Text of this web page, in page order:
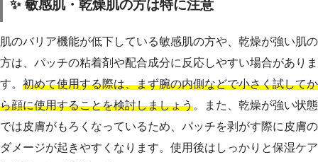
✨ 敏感肌・乾燥肌の方は特に注意
肌のバリア機能が低下している敏感肌の方や、乾燥が強い肌の
方は、パッチの粘着剤や配合成分に反応しやすい場合がありま
す。 初めて使用する際は、まず腕の内側などで小さく試してか
ら顔に使用することを検討しましょう。また、乾燥が強い状態
では皮膚がもろくなっているため、パッチを剥がす際に皮膚の
ダメージが起きやすくなります。使用後はしっかりと保湿ケア